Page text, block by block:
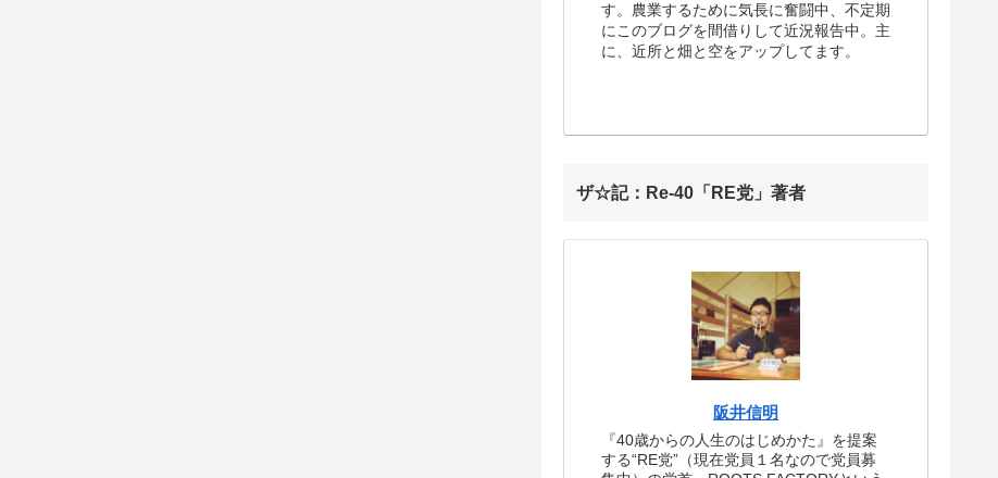
す。農業するために気長に奮闘中、不定期
にこのブログを間借りして近況報告中。主
に、近所と畑と空をアップしてます。
ザ☆記：Re-40「RE党」著者
阪井信明
『40歳からの人生のはじめかた』を提案
する“RE党”（現在党員１名なので党員募